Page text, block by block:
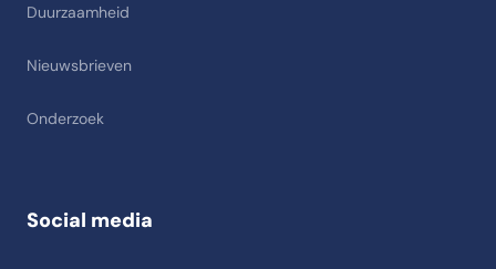
Duurzaamheid
Nieuwsbrieven
Onderzoek
Social media